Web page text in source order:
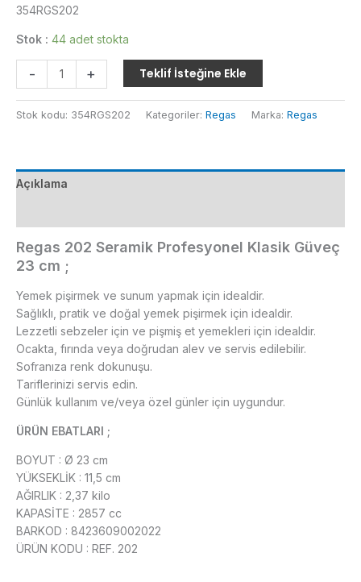
354RGS202
Stok : 44 adet stokta
-
202
Seramik
Profesyonel
23
cm
+ Teklif İsteğine Ekle
Stok kodu: 354RGS202 Kategoriler: Regas Marka: Regas
Açıklama
Regas 202 Seramik Profesyonel Klasik Güveç
23 cm ;
Yemek pişirmek ve sunum yapmak için idealdir.
Sağlıklı, pratik ve doğal yemek pişirmek için idealdir.
Lezzetli sebzeler için ve pişmiş et yemekleri için idealdir.
Ocakta, fırında veya doğrudan alev ve servis edilebilir.
Sofranıza renk dokunuşu.
Tariflerinizi servis edin.
Günlük kullanım ve/veya özel günler için uygundur.
ÜRÜN EBATLARI ;
BOYUT : Ø 23 cm
YÜKSEKLİK : 11,5 cm
AĞIRLIK : 2,37 kilo
KAPASİTE : 2857 cc
BARKOD : 8423609002022
ÜRÜN KODU : REF. 202